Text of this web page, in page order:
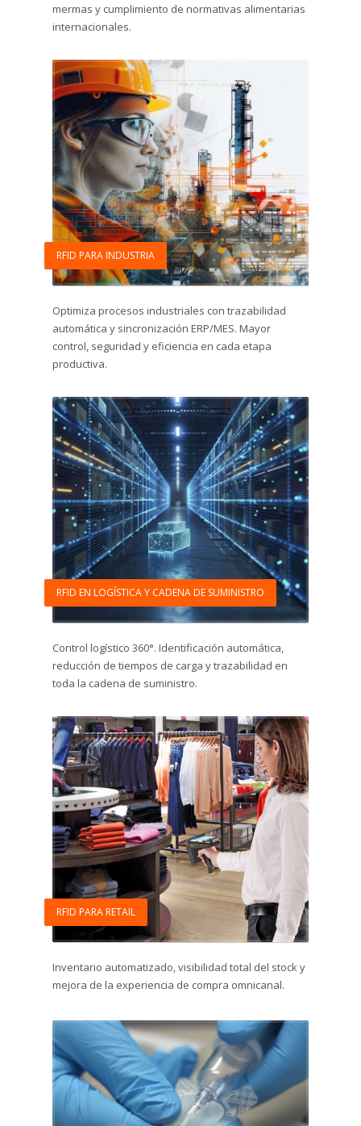
mermas y cumplimiento de normativas alimentarias
internacionales.
RFID PARA INDUSTRIA
Optimiza procesos industriales con trazabilidad
automática y sincronización ERP/MES. Mayor
control, seguridad y eficiencia en cada etapa
productiva.
RFID EN LOGÍSTICA Y CADENA DE SUMINISTRO
Control logístico 360°. Identificación automática,
reducción de tiempos de carga y trazabilidad en
toda la cadena de suministro.
RFID PARA RETAIL
Inventario automatizado, visibilidad total del stock y
mejora de la experiencia de compra omnicanal.